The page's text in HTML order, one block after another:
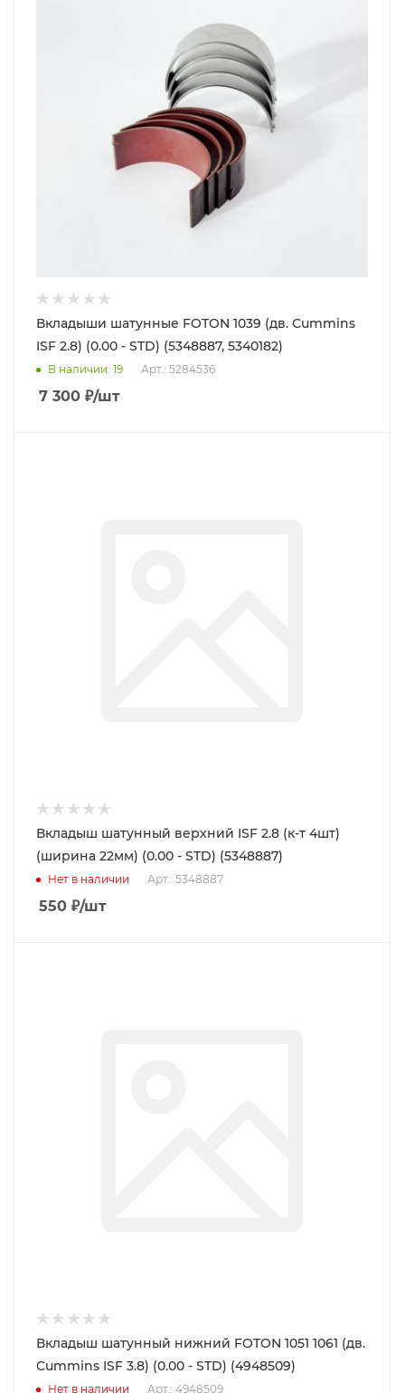
Вкладыши шатунные FOTON 1039 (дв. Cummins
ISF 2.8) (0.00 - STD) (5348887, 5340182)
В наличии: 19 Арт.: 5284536
7 300 ₽/шт
Вкладыш шатунный верхний ISF 2.8 (к-т 4шт)
(ширина 22мм) (0.00 - STD) (5348887)
Нет в наличии Арт.: 5348887
550 ₽/шт
Вкладыш шатунный нижний FOTON 1051 1061 (дв.
Cummins ISF 3.8) (0.00 - STD) (4948509)
Нет в наличии Арт.: 4948509